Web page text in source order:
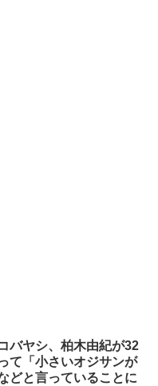
バヤシ、柏木由紀が32
て「小さいオジサンが
どと言っていることに